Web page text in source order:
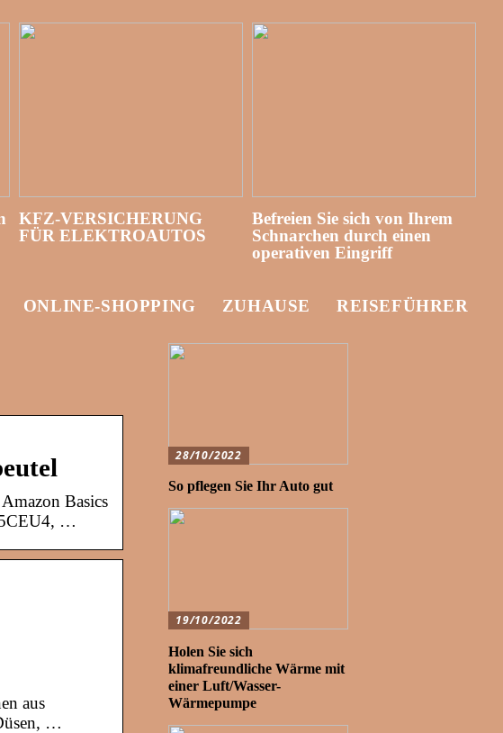
KFZ-VERSICHERUNG
FÜR ELEKTROAUTOS
Befreien Sie sich von Ihrem
Schnarchen durch einen
operativen Eingriff
ONLINE-SHOPPING ZUHAUSE REISEFÜHRER
Basics
…
aus
…
28/10/2022
So pflegen Sie Ihr Auto gut
19/10/2022
Holen Sie sich
klimafreundliche Wärme mit
einer Luft/Wasser-
Wärmepumpe